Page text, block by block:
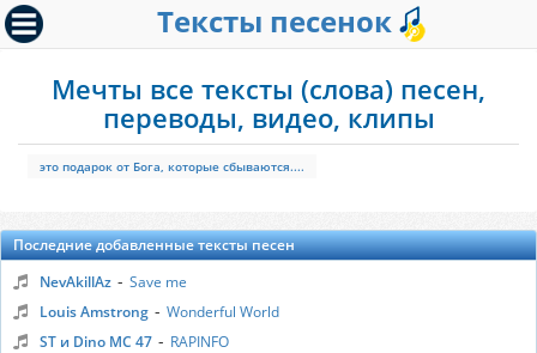
Тексты песенок
Мечты все тексты (слова) песен,
переводы, видео, клипы
это подарок от Бога, которые сбываются....
Последние добавленные тексты песен
NevAkillAz - Save me
Louis Amstrong - Wonderful World
ST и Dino MC 47 - RAPINFO